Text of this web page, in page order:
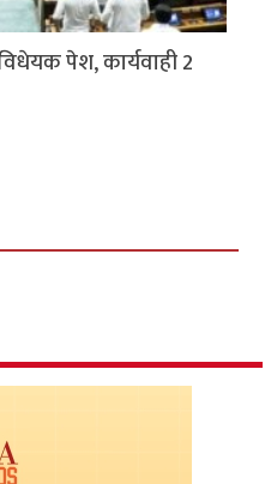
पेश, कार्यवाही 2